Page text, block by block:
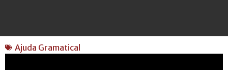
Ajuda Gramatical